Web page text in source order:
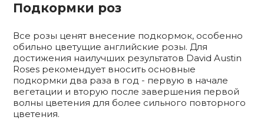
Подкормки роз
Все розы ценят внесение подкормок, особенно
обильно цветущие английские розы. Для
достижения наилучших результатов David Austin
Roses рекомендует вносить основные
подкормки два раза в год - первую в начале
вегетации и вторую после завершения первой
волны цветения для более сильного повторного
цветения.